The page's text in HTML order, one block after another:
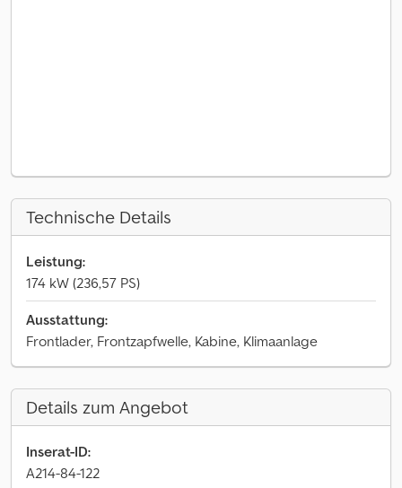
Technische Details
Leistung:
174 kW (236,57 PS)
Ausstattung:
Frontlader, Frontzapfwelle, Kabine, Klimaanlage
Details zum Angebot
Inserat-ID:
A214-84-122